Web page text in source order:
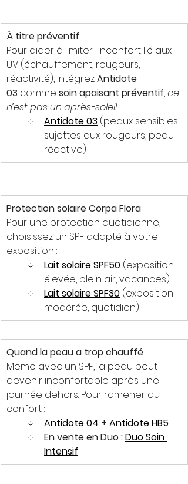
À titre préventif
Pour aider à limiter l’inconfort lié aux
UV (échauffement, rougeurs,
réactivité), intégrez Antidote
03 comme soin apaisant préventif, ce
n’est pas un après-soleil.
Antidote 03 (peaux sensibles
sujettes aux rougeurs, peau
réactive)
Protection solaire Corpa Flora
Pour une protection quotidienne,
choisissez un SPF adapté à votre
exposition :
Lait solaire SPF50 (exposition
élevée, plein air, vacances)
Lait solaire SPF30 (exposition
modérée, quotidien)
Quand la peau a trop chauffé
Même avec un SPF, la peau peut
devenir inconfortable après une
journée dehors. Pour ramener du
confort :
Antidote 04 + Antidote HB5
En vente en Duo : Duo Soin
Intensif